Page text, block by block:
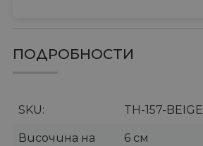
ПОДРОБНОСТИ
SKU TH-157-BEIGE
Височина на
6 см